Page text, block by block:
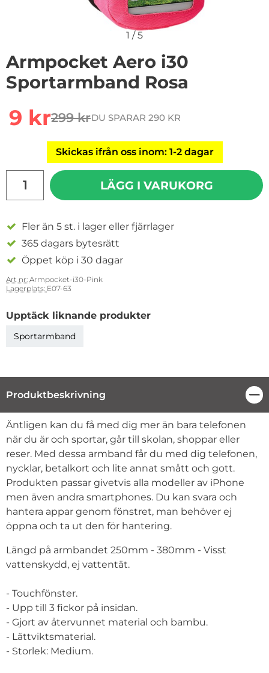
1 /5
Armpocket Aero i30
Sportarmband Rosa
rea pris
9 krtidigare pris
299 krDU SPARAR 290 KR
Skickas ifrån oss inom: 1-2 dagar
LÄGG I VARUKORG
Fler än 5 st. i lager eller fjärrlager
365 dagars bytesrätt
Öppet köp i 30 dagar
Art nr: Armpocket-i30-Pink
Lagerplats: E07-63
Upptäck liknande produkter
Sportarmband
Produktbeskrivning
Produktbeskrivning
Äntligen kan du få med dig mer än bara telefonen
när du är och sportar, går till skolan, shoppar eller
reser. Med dessa armband får du med dig telefonen,
nycklar, betalkort och lite annat smått och gott.
Produkten passar givetvis alla modeller av iPhone
men även andra smartphones. Du kan svara och
hantera appar genom fönstret, man behöver ej
öppna och ta ut den för hantering.
Längd på armbandet 250mm - 380mm - Visst
vattenskydd, ej vattentät.
- Touchfönster.
- Upp till 3 fickor på insidan.
- Gjort av återvunnet material och bambu.
- Lättviktsmaterial.
- Storlek: Medium.